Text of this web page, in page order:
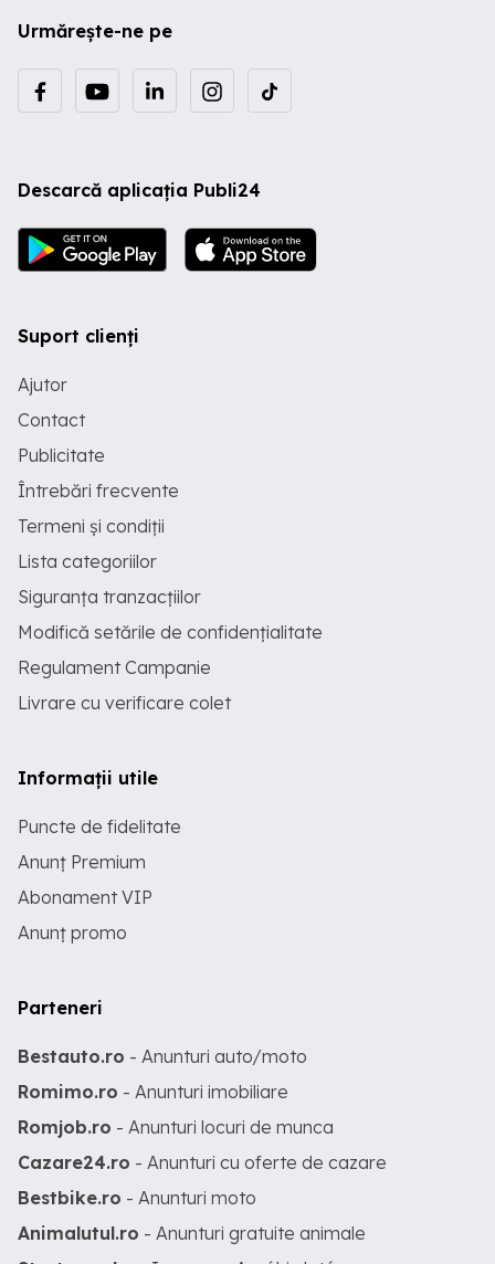
Urmărește-ne pe
Descarcă aplicația Publi24
Suport clienți
Ajutor
Contact
Publicitate
Întrebări frecvente
Termeni și condiții
Lista categoriilor
Siguranța tranzacțiilor
Modifică setările de confidențialitate
Regulament Campanie
Livrare cu verificare colet
Informații utile
Puncte de fidelitate
Anunț Premium
Abonament VIP
Anunț promo
Parteneri
Bestauto.ro - Anunturi auto/moto
Romimo.ro - Anunturi imobiliare
Romjob.ro - Anunturi locuri de munca
Cazare24.ro - Anunturi cu oferte de cazare
Bestbike.ro - Anunturi moto
Animalutul.ro - Anunturi gratuite animale